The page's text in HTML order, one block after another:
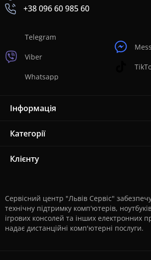
+38 096 60 985 60
Telegram
Viber
Whatsapp
Інформація
Категорії
Клієнту
Сервісний центр "Львів Сервіс"
технічну підтримку комп'ютерів,
ігрових консолей та інших електронних
надає дистанційні комп'ютерні послуги.